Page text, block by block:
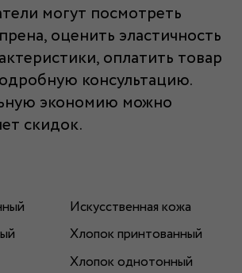
могут посмотреть
оценить эластичность
оплатить товар
консультацию.
экономию можно
скидок.
Искусственная кожа
Хлопок принтованный
Хлопок однотонный